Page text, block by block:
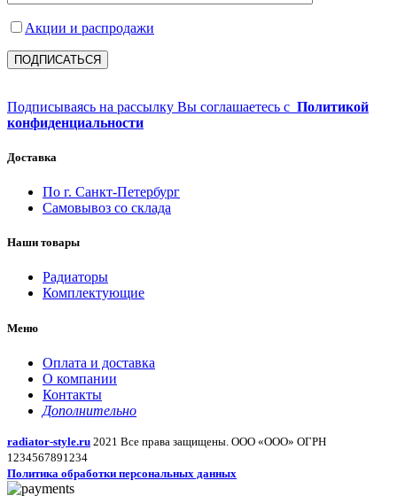
Акции и распродажи
Подписываясь на рассылку Вы соглашаетесь с Политикой
конфиденциальности
Доставка
По г. Санкт-Петербург
Самовывоз со склада
Наши товары
Радиаторы
Комплектующие
Меню
Оплата и доставка
О компании
Контакты
Дополнительно
radiator-style.ru 2021 Все права защищены. ООО «ООО» ОГРН
1234567891234
Политика обработки персональных данных